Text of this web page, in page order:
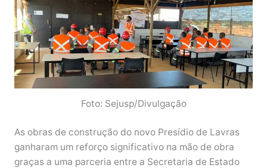
Foto: Sejusp/Divulgação
As obras de construção do novo Presídio de Lavras
ganharam um reforço significativo na mão de obra
graças a uma parceria entre a Secretaria de Estado